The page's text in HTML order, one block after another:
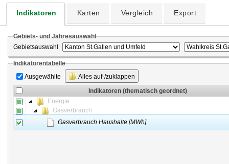
Indikatoren Karten Vergleich Export
Gebiets- und Jahresauswahl
Gebietsauswahl
Indikatorentabelle
Ausgewählte
Alles auf-/zuklappen
Indikatoren (thematisch geordnet)
Energie
Gasverbrauch
Gasverbrauch Haushalte [MWh]